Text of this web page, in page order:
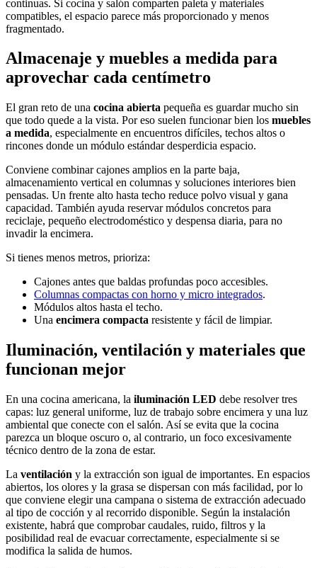
continuas. Si cocina y salón comparten paleta y materiales
compatibles, el espacio parece más proporcionado y menos
fragmentado.
Almacenaje y muebles a medida para
aprovechar cada centímetro
El gran reto de una cocina abierta pequeña es guardar mucho sin
que todo quede a la vista. Por eso suelen funcionar bien los muebles
a medida, especialmente en encuentros difíciles, techos altos o
rincones donde un módulo estándar desperdicia espacio.
Conviene combinar cajones amplios en la parte baja,
almacenamiento vertical en columnas y soluciones interiores bien
pensadas. Un frente alto hasta techo reduce polvo visual y gana
capacidad. También ayuda reservar módulos concretos para
reciclaje, pequeño electrodoméstico y despensa diaria, para no
invadir la encimera.
Si tienes menos metros, prioriza:
Cajones antes que baldas profundas poco accesibles.
Columnas compactas con horno y micro integrados.
Módulos altos hasta el techo.
Una encimera compacta resistente y fácil de limpiar.
Iluminación, ventilación y materiales que
funcionan mejor
En una cocina americana, la iluminación LED debe resolver tres
capas: luz general uniforme, luz de trabajo sobre encimera y una luz
ambiental que conecte con el salón. Así se evita que la cocina
parezca un bloque oscuro o, al contrario, un foco excesivamente
técnico dentro de la zona de estar.
La ventilación y la extracción son igual de importantes. En espacios
abiertos, los olores y la grasa se dispersan con más facilidad, por lo
que conviene elegir una campana o sistema de extracción adecuado
al tipo de cocción y al recorrido disponible. Según la instalación
existente, habrá que comprobar caudales, ruido, filtros y la
posibilidad real de evacuar correctamente, especialmente si se
modifica la salida de humos.